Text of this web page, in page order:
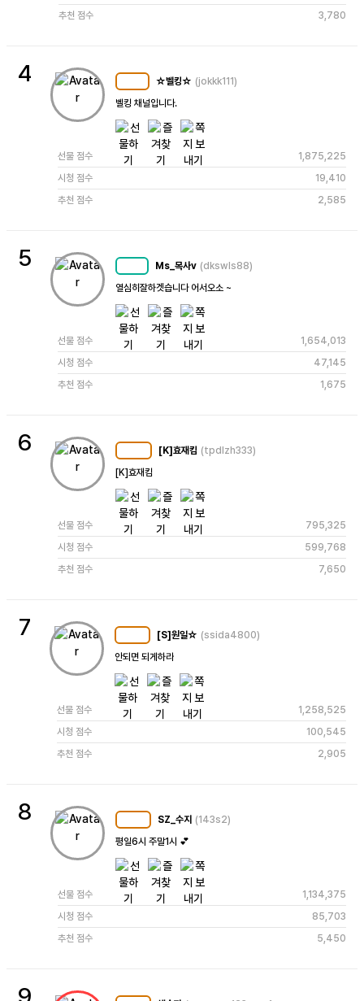
추천 점수
3,780
4 ☆벨킹☆ (jokkk111)
벨킹 채널입니다.
선물 점수
1,875,225
시청 점수
19,410
추천 점수
2,585
5 Ms_목사v (dkswls88)
선물 점수
1,654,013
시청 점수
47,145
추천 점수
1,675
6 [K]효재킴 (tpdlzh333)
선물 점수
795,325
시청 점수
599,768
추천 점수
7,650
7 [S]원일☆ (ssida4800)
안되면 되게하라
선물 점수
1,258,525
시청 점수
100,545
추천 점수
2,905
8 SZ_수지 (143s2)
평일6시 주말1시 💕
선물 점수
1,134,375
시청 점수
85,703
추천 점수
5,450